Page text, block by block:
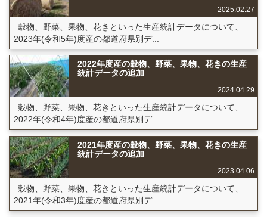
2025.02.27
穀物、野菜、果物、花きといった生産統計データについて、
2023年(令和5年)度産の都道府県別デ...
2022年度産の穀物、野菜、果物、花きの生産
統計データの追加
2024.04.29
穀物、野菜、果物、花きといった生産統計データについて、
2022年(令和4年)度産の都道府県別デ...
2021年度産の穀物、野菜、果物、花きの生産
統計データの追加
2023.04.06
穀物、野菜、果物、花きといった生産統計データについて、
2021年(令和3年)度産の都道府県別デ...